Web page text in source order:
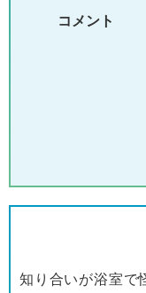
コメント
知り合いが浴室で